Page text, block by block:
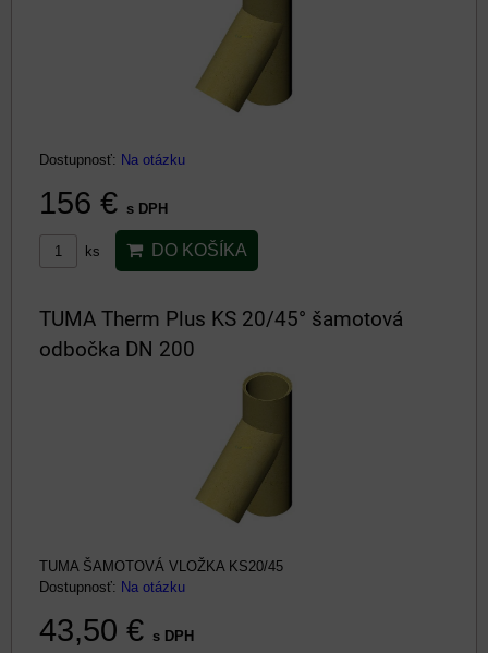
Dostupnosť: Na otázku
156 € s DPH
ks DO KOŠÍKA
TUMA Therm Plus KS 20/45° šamotová
odbočka DN 200
TUMA ŠAMOTOVÁ VLOŽKA KS20/45
Dostupnosť: Na otázku
43,50 € s DPH